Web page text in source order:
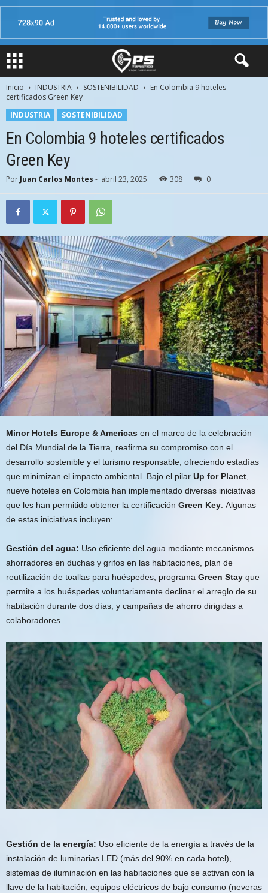
Inicio INDUSTRIA SOSTENIBILIDAD
En Colombia 9 hoteles
certificados Green Key
INDUSTRIA
SOSTENIBILIDAD
En Colombia 9 hoteles certificados
Green Key
Por Juan Carlos Montes - abril 23, 2025 308 0
Minor Hotels Europe & Americas en el marco de la celebración
del Día Mundial de la Tierra, reafirma su compromiso con el
desarrollo sostenible y el turismo responsable, ofreciendo estadías
que minimizan el impacto ambiental. Bajo el pilar Up for Planet,
nueve hoteles en Colombia han implementado diversas iniciativas
que les han permitido obtener la certificación Green Key. Algunas
de estas iniciativas incluyen:
Gestión del agua: Uso eficiente del agua mediante mecanismos
ahorradores en duchas y grifos en las habitaciones, plan de
reutilización de toallas para huéspedes, programa Green Stay que
permite a los huéspedes voluntariamente declinar el arreglo de su
habitación durante dos días, y campañas de ahorro dirigidas a
colaboradores.
Gestión de la energía: Uso eficiente de la energía a través de la
instalación de luminarias LED (más del 90% en cada hotel),
sistemas de iluminación en las habitaciones que se activan con la
llave de la habitación, equipos eléctricos de bajo consumo (neveras